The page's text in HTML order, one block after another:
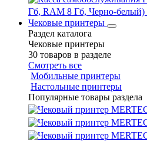
Гб, RAM 8 Гб, Черно-белый)
Чековые принтеры
Раздел каталога
Чековые принтеры
30 товаров в разделе
Смотреть все
Мобильные принтеры
Настольные принтеры
Популярные товары раздела